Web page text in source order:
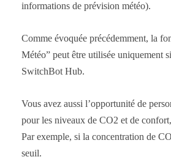
informations de prévision météo).
Comme évoquée précédemment, la
Météo” peut être utilisée uniquement
SwitchBot Hub.
Vous avez aussi l’opportunité de
pour les niveaux de CO2 et de
Par exemple, si la concentration de
seuil.